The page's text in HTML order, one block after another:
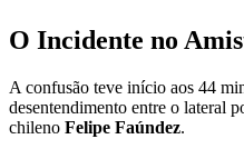
O Incidente no
A confusão teve início aos 44
desentendimento entre o lateral
chileno Felipe Faúndez.